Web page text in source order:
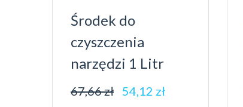
Środek do
czyszczenia
narzędzi 1 Litr
67,66zł 54,12 zł